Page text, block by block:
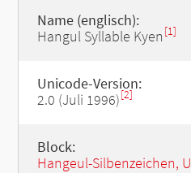
Name (englisch):
Hangul Syllable Kyen [1]
Unicode-Version:
2.0 (Juli 1996)[2]
Block:
Hangeul-Silbenzeichen,